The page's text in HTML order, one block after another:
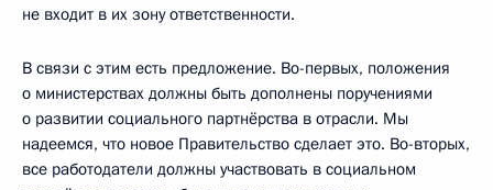
не входит в их зону ответственности.
В связи с этим есть предложение. Во-первых, положения
о министерствах должны быть дополнены поручениями
о развитии социального партнёрства в отрасли. Мы
надеемся, что новое Правительство сделает это. Во-вторых,
все работодатели должны участвовать в социальном